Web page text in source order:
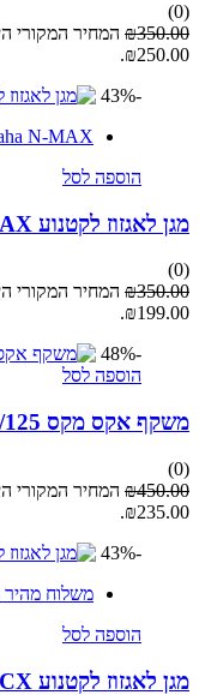
(0)
₪350.00 המחיר המקורי היה:
₪250.00.
-43%
N-MAX
הוספה לסל
מגן לאגזוז לקטנוע NMAX ממודל 2021 עד 2026
(0)
₪350.00 המחיר המקורי היה:
₪199.00.
-48%
הוספה לסל
משקף אקס מקס 300/125 – דגם ספורט
(0)
₪450.00 המחיר המקורי היה:
₪235.00.
-43%
משלוח מהיר
הוספה לסל
מגן לאגזוז לקטנוע PCX